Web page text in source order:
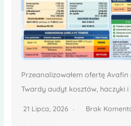
Przeanalizowałem ofertę Avafin
Twardy audyt kosztów, haczyki
21 Lipca, 2026 Brak